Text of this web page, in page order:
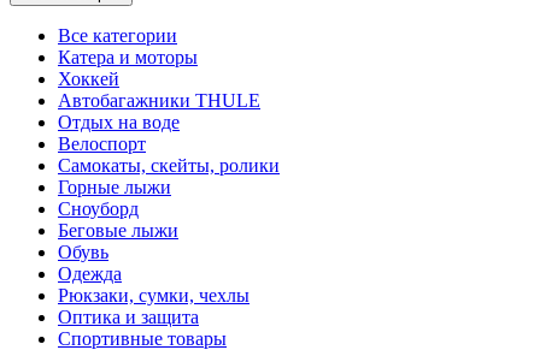
Все категории
Катера и моторы
Хоккей
Автобагажники THULE
Отдых на воде
Велоспорт
Самокаты, скейты, ролики
Горные лыжи
Сноуборд
Беговые лыжи
Обувь
Одежда
Рюкзаки, сумки, чехлы
Оптика и защита
Спортивные товары